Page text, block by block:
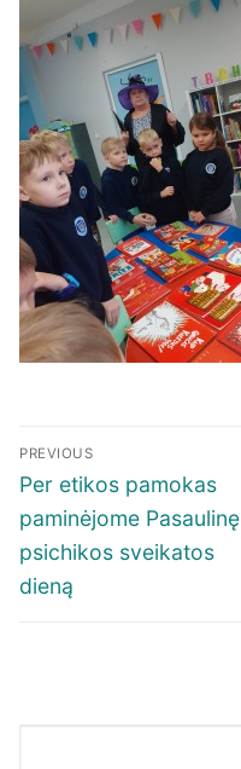
Navigacija
tarp
įrašų
PREVIOUS
Previous
post:
Per etikos pamokas
paminėjome Pasaulinę
psichikos sveikatos
dieną